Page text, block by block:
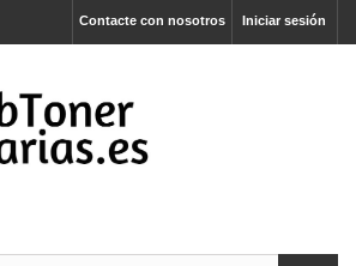
Iniciar sesión
Contacte con nosotros